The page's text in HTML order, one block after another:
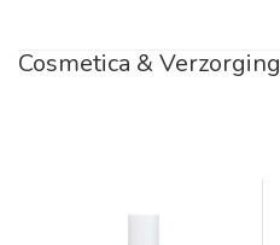
Cosmetica & Verzorging